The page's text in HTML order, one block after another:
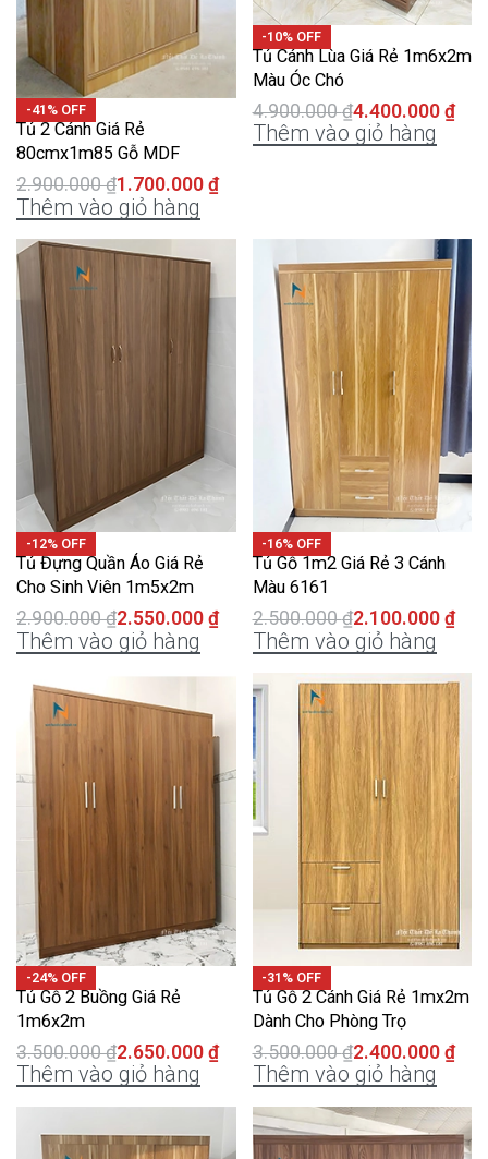
-41% OFF
Tủ 2 Cánh Giá Rẻ
80cmx1m85 Gỗ MDF
2.900.000₫1.700.000 ₫
Thêm vào giỏ hàng
-10% OFF
Tủ Cánh Lùa Giá Rẻ 1m6x2m
Màu Óc Chó
4.900.000₫4.400.000 ₫
Thêm vào giỏ hàng
-12% OFF
Tủ Đựng Quần Áo Giá Rẻ
Cho Sinh Viên 1m5x2m
2.900.000₫2.550.000 ₫
Thêm vào giỏ hàng
-16% OFF
Tủ Gỗ 1m2 Giá Rẻ 3 Cánh
Màu 6161
2.500.000₫2.100.000 ₫
Thêm vào giỏ hàng
-24% OFF
Tủ Gỗ 2 Buồng Giá Rẻ
1m6x2m
3.500.000₫2.650.000 ₫
Thêm vào giỏ hàng
-31% OFF
Tủ Gỗ 2 Cánh Giá Rẻ 1mx2m
Dành Cho Phòng Trọ
3.500.000₫2.400.000 ₫
Thêm vào giỏ hàng